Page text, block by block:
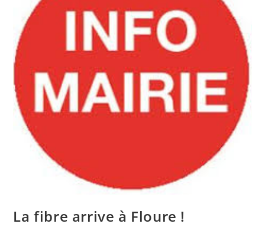
La fibre arrive à Floure !